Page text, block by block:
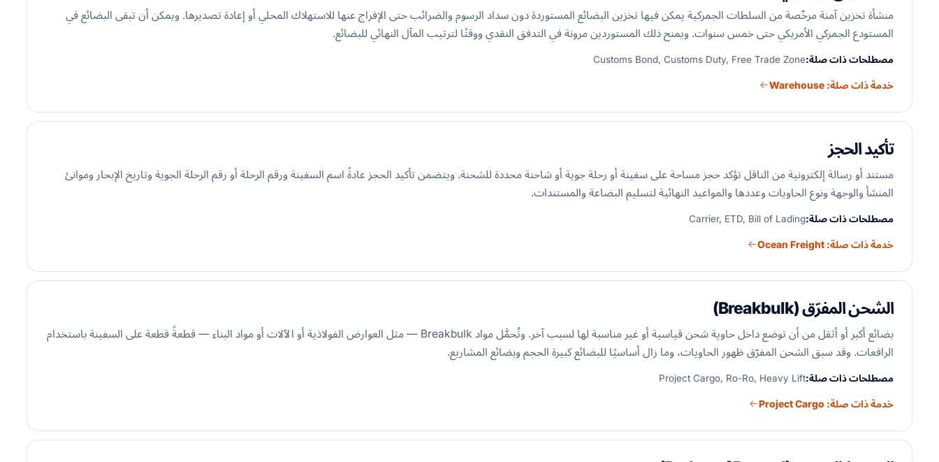
منشأة تخزين آمنة مرخّصة من السلطات الجمركية يمكن فيها تخزين البضائع المستوردة دون سداد الرسوم والضرائب حتى الإفراج عنها للاستهلاك المحلي أو إعادة تصديرها. ويمكن أن تبقى البضائع في
المستودع الجمركي الأمريكي حتى خمس سنوات. ويمنح ذلك المستوردين مرونة في التدفق النقدي ووقتًا لترتيب المآل النهائي للبضائع.
مصطلحات ذات صلة:Customs Bond, Customs Duty, Free Trade Zone
خدمة ذات صلة: Warehouse
تأكيد الحجز
مستند أو رسالة إلكترونية من الناقل تؤكد حجز مساحة على سفينة أو رحلة جوية أو شاحنة محددة للشحنة. ويتضمن تأكيد الحجز عادةً اسم السفينة ورقم الرحلة أو رقم الرحلة الجوية وتاريخ الإبحار وموانئ
المنشأ والوجهة ونوع الحاويات وعددها والمواعيد النهائية لتسليم البضاعة والمستندات.
مصطلحات ذات صلة:Carrier, ETD, Bill of Lading
خدمة ذات صلة: Ocean Freight
الشحن المفرّق (Breakbulk)
بضائع أكبر أو أثقل من أن توضع داخل حاوية شحن قياسية أو غير مناسبة لها لسبب آخر. وتُحمَّل مواد Breakbulk — مثل العوارض الفولاذية أو الآلات أو مواد البناء — قطعةً قطعة على السفينة باستخدام
الرافعات. وقد سبق الشحن المفرّق ظهور الحاويات، وما زال أساسيًا للبضائع كبيرة الحجم وبضائع المشاريع.
مصطلحات ذات صلة:Project Cargo, Ro-Ro, Heavy Lift
خدمة ذات صلة: Project Cargo